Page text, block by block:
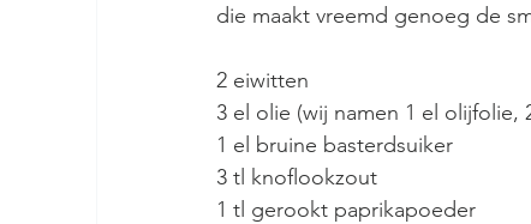
die maakt vreemd genoeg de
2 eiwitten
3 el olie (wij namen 1 el olijfolie,
1 el bruine basterdsuiker
3 tl knoflookzout
1 tl gerookt paprikapoeder